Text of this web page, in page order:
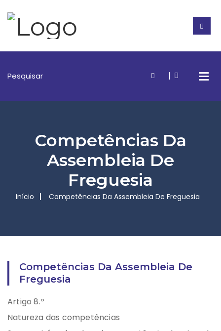
Competências Da
Assembleia De
Freguesia
Início Competências Da Assembleia De Freguesia
Competências Da Assembleia De
Freguesia
Artigo 8.º
Natureza das competências